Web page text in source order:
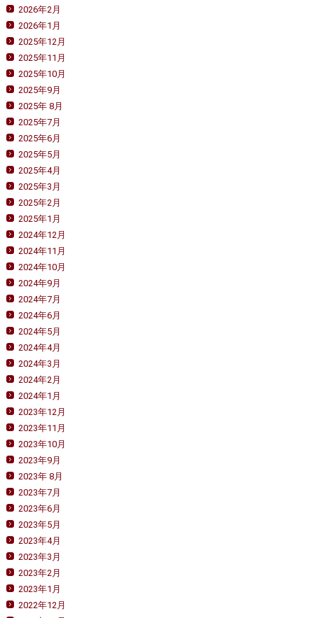
2026年2月
2026年1月
2025年12月
2025年11月
2025年10月
2025年9月
2025年 8月
2025年7月
2025年6月
2025年5月
2025年4月
2025年3月
2025年2月
2025年1月
2024年12月
2024年11月
2024年10月
2024年9月
2024年7月
2024年6月
2024年5月
2024年4月
2024年3月
2024年2月
2024年1月
2023年12月
2023年11月
2023年10月
2023年9月
2023年 8月
2023年7月
2023年6月
2023年5月
2023年4月
2023年3月
2023年2月
2023年1月
2022年12月